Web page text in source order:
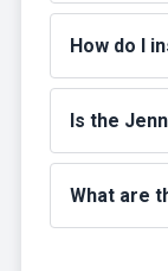
How do I
Is the
What are